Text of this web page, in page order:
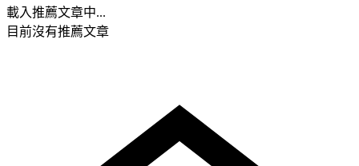
載入推薦文章中...
目前沒有推薦文章